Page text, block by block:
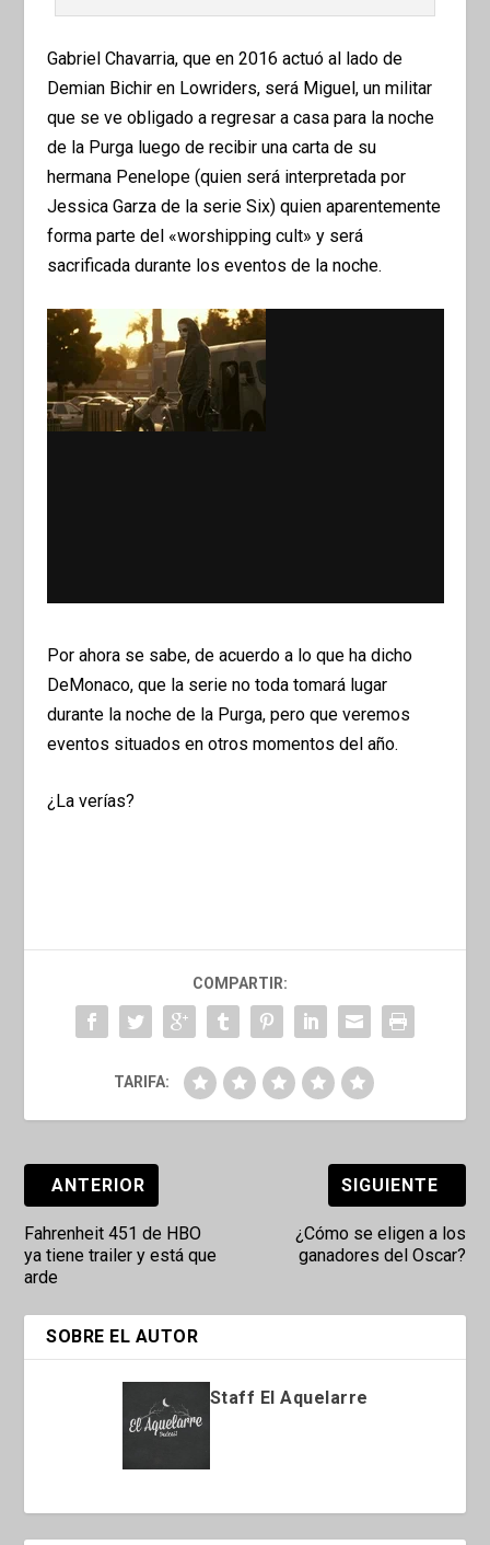
Gabriel Chavarria, que en 2016 actuó al lado de
Demian Bichir en Lowriders, será Miguel, un militar
que se ve obligado a regresar a casa para la noche
de la Purga luego de recibir una carta de su
hermana Penelope (quien será interpretada por
Jessica Garza de la serie Six) quien aparentemente
forma parte del «worshipping cult» y será
sacrificada durante los eventos de la noche.
Por ahora se sabe, de acuerdo a lo que ha dicho
DeMonaco, que la serie no toda tomará lugar
durante la noche de la Purga, pero que veremos
eventos situados en otros momentos del año.
¿La verías?
COMPARTIR:
TARIFA:
ANTERIOR
Fahrenheit 451 de HBO
ya tiene trailer y está que
arde
SIGUIENTE
¿Cómo se eligen a los
ganadores del Oscar?
SOBRE EL AUTOR
Staff El Aquelarre